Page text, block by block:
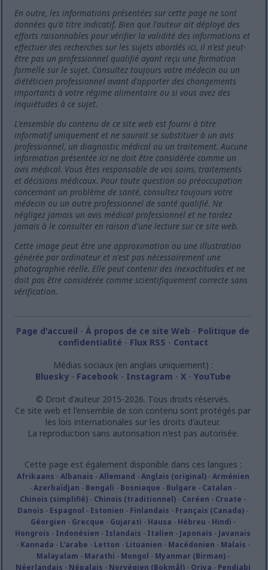
En outre, les informations présentées sur cette page ne sont
données qu'à titre indicatif. Bien que l'auteur ait déployé des
efforts raisonnables pour vérifier la validité des informations et
effectuer des recherches sur les sujets abordés ici, il n'est peut-
être pas un professionnel qualifié ayant reçu une formation
formelle sur le sujet. Consultez toujours votre médecin ou un
diététicien professionnel avant d'apporter des changements
importants à votre régime alimentaire ou si vous avez des
inquiétudes à ce sujet.
L'ensemble du contenu de ce site web est fourni à titre
informatif uniquement et ne saurait se substituer à un avis
professionnel, un diagnostic médical ou un traitement. Aucune
information présentée ici ne doit être considérée comme un
avis médical. Vous êtes responsable de vos soins, traitements
et décisions médicaux. Pour toute question ou préoccupation
concernant un problème de santé, consultez toujours votre
médecin ou un autre professionnel de santé qualifié. Ne
négligez jamais un avis médical professionnel et ne tardez
jamais à le consulter en raison d'une lecture sur ce site web.
Cette image peut être une approximation ou une illustration
générée par ordinateur et n'est pas nécessairement une
photographie réelle. Elle peut contenir des inexactitudes et ne
doit pas être considérée comme scientifiquement correcte sans
vérification.
Page d'accueil -À propos de ce site Web - Politique de
confidentialité - Flux RSS - Contact
Médias sociaux (en anglais uniquement) :
Bluesky- Facebook - Instagram - X- YouTube
© Droit d'auteur 2015-2026. Tous droits réservés.
Ce site web et l'ensemble de son contenu sont protégés par
les lois internationales sur les droits d'auteur.
La reproduction sans autorisation n'est pas autorisée.
Cette page est également disponible dans ces langues :
Afrikaans -Albanais -Allemand -Anglais (original)-Arménien
-Azerbaïdjan - Bengali - Bosniaque - Bulgare - Catalan -
Chinois (simplifié) - Chinois (traditionnel) - Coréen - Croate -
Danois - Espagnol - Estonien - Finlandais - Français (Canada) -
Géorgien - Grecque - Gujarati - Hausa - Hébreu - Hindi -
Hongrois - Indonésien - Islandais - Italien - Japonais - Javanais
- Kannada - L'arabe - Letton - Lituanien - Macédonien - Malais -
Malayalam - Marathi - Mongol - Myanmar (Birman)-
Néerlandais - Népalais - Norvégien (Bokmål)- Oriya - Pendjabi